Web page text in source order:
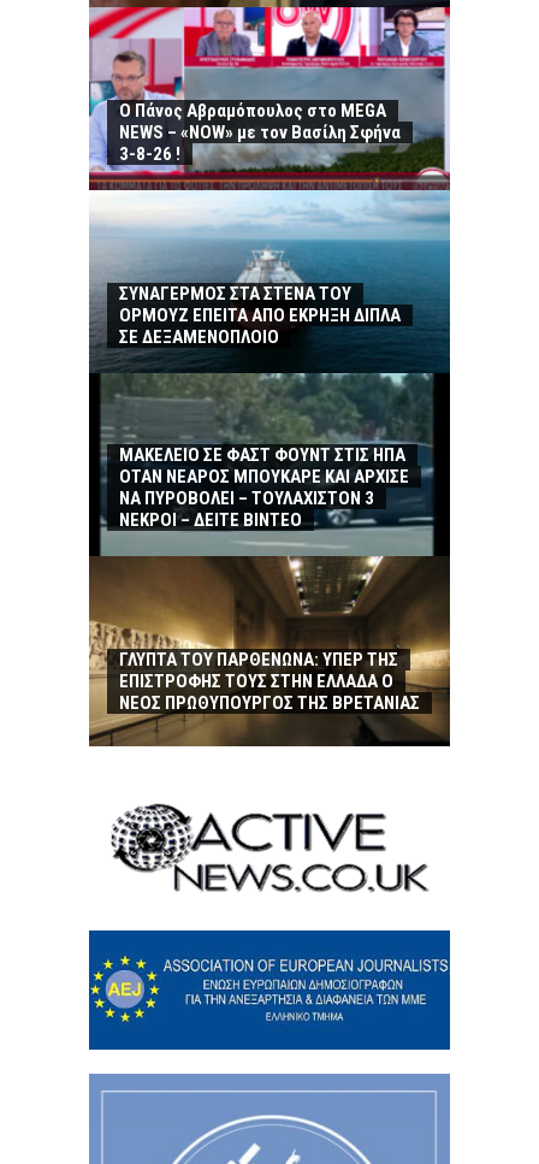
Ο Πάνος Αβραμόπουλος στο MEGA
NEWS – «NOW» με τον Βασίλη Σφήνα
3-8-26 !
ΣΥΝΑΓΕΡΜΟΣ ΣΤΑ ΣΤΕΝΑ ΤΟΥ
ΟΡΜΟΥΖ ΕΠΕΙΤΑ ΑΠΟ ΕΚΡΗΞΗ ΔΙΠΛΑ
ΣΕ ΔΕΞΑΜΕΝΟΠΛΟΙΟ
ΜΑΚΕΛΕΙΟ ΣΕ ΦΑΣΤ ΦΟΥΝΤ ΣΤΙΣ ΗΠΑ
ΟΤΑΝ ΝΕΑΡΟΣ ΜΠΟΥΚΑΡΕ ΚΑΙ ΑΡΧΙΣΕ
ΝΑ ΠΥΡΟΒΟΛΕΙ – ΤΟΥΛΑΧΙΣΤΟΝ 3
ΝΕΚΡΟΙ – ΔΕΙΤΕ ΒΙΝΤΕΟ
ΓΛΥΠΤΑ ΤΟΥ ΠΑΡΘΕΝΩΝΑ: ΥΠΕΡ ΤΗΣ
ΕΠΙΣΤΡΟΦΗΣ ΤΟΥΣ ΣΤΗΝ ΕΛΛΑΔΑ Ο
ΝΕΟΣ ΠΡΩΘΥΠΟΥΡΓΟΣ ΤΗΣ ΒΡΕΤΑΝΙΑΣ